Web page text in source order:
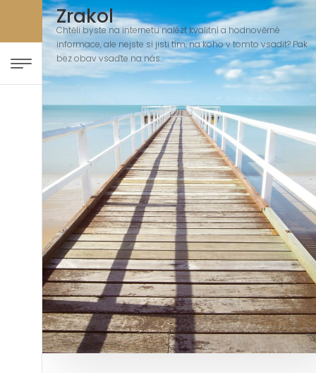
Zrakol
Chtěli byste na internetu nalézt kvalitní a hodnověrné
informace, ale nejste si jisti tím, na koho v tomto vsadit? Pak
bez obav vsaďte na nás.